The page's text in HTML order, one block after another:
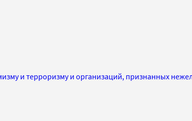
и терроризму и организаций, признанных